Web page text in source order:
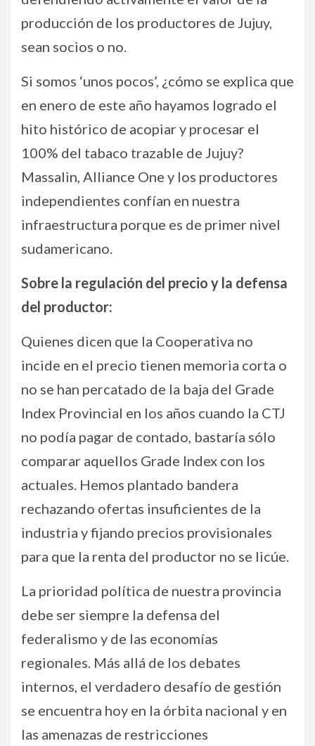
producción de los productores de Jujuy,
sean socios o no.
Si somos ‘unos pocos’, ¿cómo se explica que
en enero de este año hayamos logrado el
hito histórico de acopiar y procesar el
100% del tabaco trazable de Jujuy?
Massalin, Alliance One y los productores
independientes confían en nuestra
infraestructura porque es de primer nivel
sudamericano.
Sobre la regulación del precio y la defensa
del productor:
Quienes dicen que la Cooperativa no
incide en el precio tienen memoria corta o
no se han percatado de la baja del Grade
Index Provincial en los años cuando la CTJ
no podía pagar de contado, bastaría sólo
comparar aquellos Grade Index con los
actuales. Hemos plantado bandera
rechazando ofertas insuficientes de la
industria y fijando precios provisionales
para que la renta del productor no se licúe.
La prioridad política de nuestra provincia
debe ser siempre la defensa del
federalismo y de las economías
regionales. Más allá de los debates
internos, el verdadero desafío de gestión
se encuentra hoy en la órbita nacional y en
las amenazas de restricciones